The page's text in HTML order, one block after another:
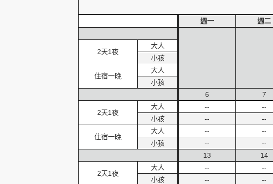
2天1夜
大人
小孩
住宿一晚
大人
小孩
2天1夜
大人
小孩
住宿一晚
大人
小孩
2天1夜
大人
小孩
週一 週二
6
--
--
--
--
7
--
--
--
--
13
--
--
14
--
--